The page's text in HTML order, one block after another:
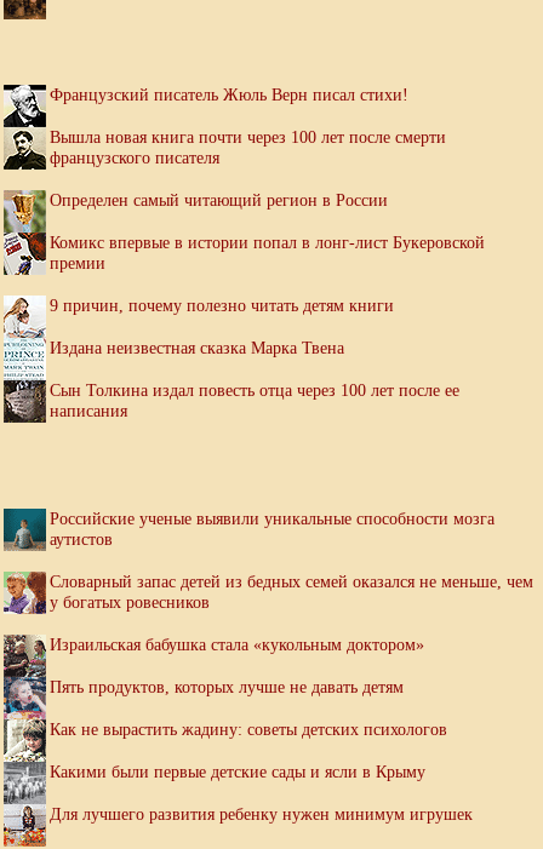
Французский писатель Жюль Верн писал стихи!
Вышла новая книга почти через 100 лет после смерти
французского писателя
Определен самый читающий регион в России
Комикс впервые в истории попал в лонг-лист Букеровской
премии
9 причин, почему полезно читать детям книги
Издана неизвестная сказка Марка Твена
Сын Толкина издал повесть отца через 100 лет после ее
написания
Российские ученые выявили уникальные способности мозга
аутистов
Словарный запас детей из бедных семей оказался не меньше, чем
у богатых ровесников
Израильская бабушка стала «кукольным доктором»
Пять продуктов, которых лучше не давать детям
Как не вырастить жадину: советы детских психологов
Какими были первые детские сады и ясли в Крыму
Для лучшего развития ребенку нужен минимум игрушек